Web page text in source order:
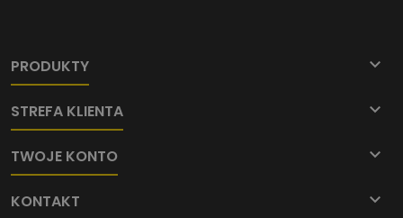
PRODUKTY 
STREFA KLIENTA 
TWOJE KONTO 
KONTAKT 